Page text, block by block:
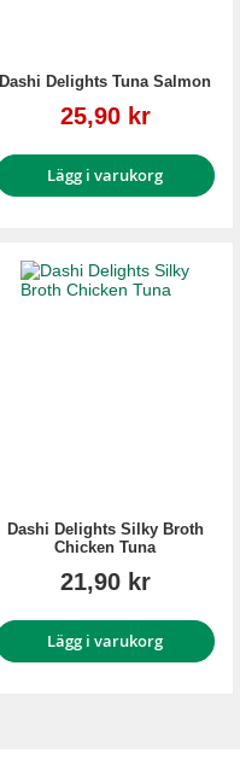
Dashi Delights Tuna Salmon
Reapris
25,90 kr
Lägg i varukorg
Dashi Delights Silky Broth
Chicken Tuna
21,90 kr
Lägg i varukorg